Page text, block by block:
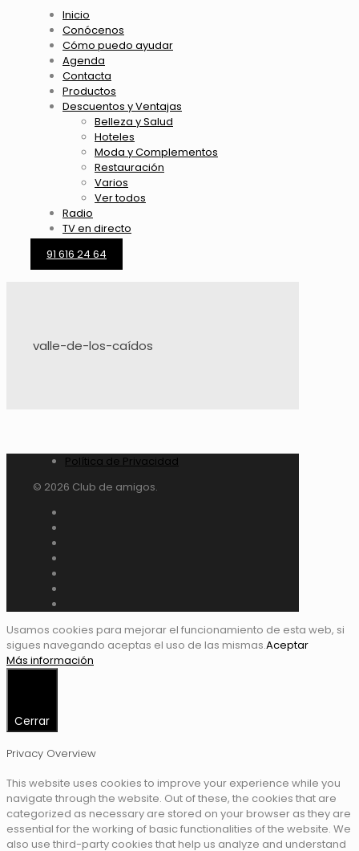
Inicio
Conócenos
Cómo puedo ayudar
Agenda
Contacta
Productos
Descuentos y Ventajas
Belleza y Salud
Hoteles
Moda y Complementos
Restauración
Varios
Ver todos
Radio
TV en directo
91 616 24 64
valle-de-los-caídos
Política de Privacidad
© 2026 Club de amigos.
Usamos cookies para mejorar el funcionamiento de esta web, si
sigues navegando aceptas el uso de las mismas.Aceptar
Más información
Cerrar
Privacy Overview
This website uses cookies to improve your experience while you
navigate through the website. Out of these, the cookies that are
categorized as necessary are stored on your browser as they are
essential for the working of basic functionalities of the website. We
also use third-party cookies that help us analyze and understand